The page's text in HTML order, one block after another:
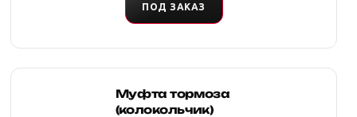
ПОД ЗАКАЗ
Муфта тормоза
(колокольчик)